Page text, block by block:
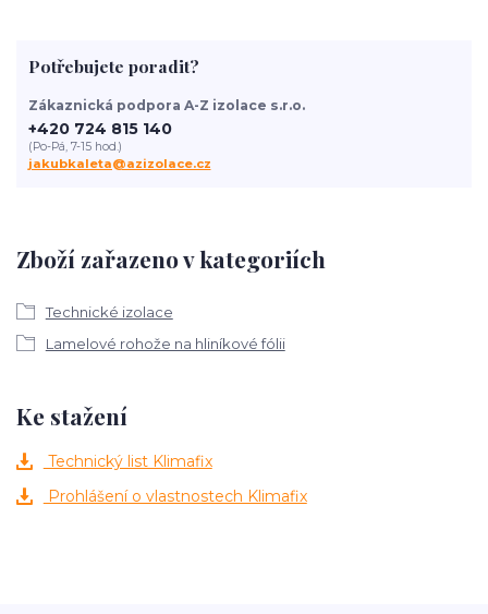
Zboží zařazeno v kategoriích
Technické izolace
Lamelové rohože na hliníkové fólii
Potřebujete poradit?
Zákaznická podpora A-Z izolace s.r.o.
+420 724 815 140
(Po-Pá, 7-15 hod.)
jakubkaleta@azizolace.cz
Ke stažení
Technický list Klimafix
Prohlášení o vlastnostech Klimafix